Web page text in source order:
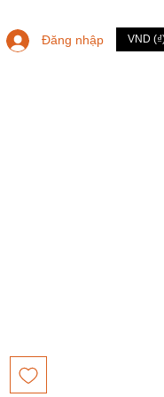
Đăng nhập VND